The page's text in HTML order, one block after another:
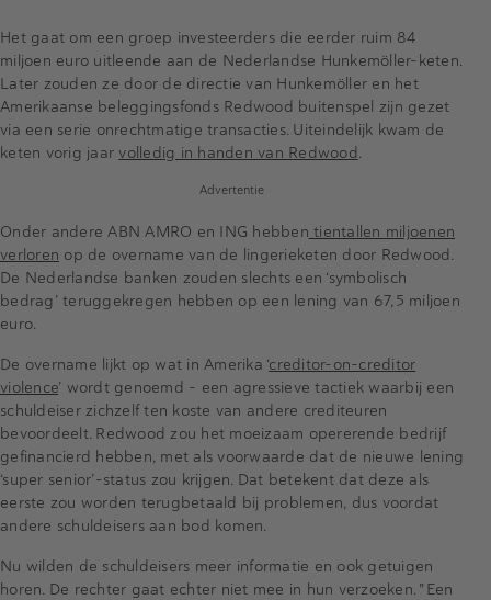
Het gaat om een groep investeerders die eerder ruim 84
miljoen euro uitleende aan de Nederlandse Hunkemöller-keten.
Later zouden ze door de directie van Hunkemöller en het
Amerikaanse beleggingsfonds Redwood buitenspel zijn gezet
via een serie onrechtmatige transacties. Uiteindelijk kwam de
keten vorig jaarvolledig in handen van Redwood
Advertentie
Onder andere ABN AMRO en ING hebben tientallen miljoenen
verloren op de overname van de lingerieketen door Redwood.
De Nederlandse banken zouden slechts een ‘symbolisch
bedrag’ teruggekregen hebben op een lening van 67,5 miljoen
euro.
De overname lijkt op wat in Amerika ‘creditor-on-creditor
violence’ wordt genoemd – een agressieve tactiek waarbij een
schuldeiser zichzelf ten koste van andere crediteuren
bevoordeelt. Redwood zou het moeizaam opererende bedrijf
gefinancierd hebben, met als voorwaarde dat de nieuwe lening
‘super senior’-status zou krijgen. Dat betekent dat deze als
eerste zou worden terugbetaald bij problemen, dus voordat
andere schuldeisers aan bod komen.
Nu wilden de schuldeisers meer informatie en ook getuigen
horen. De rechter gaat echter niet mee in hun verzoeken. "Een